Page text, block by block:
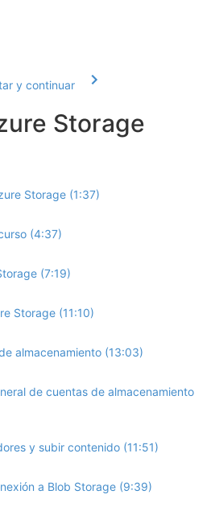
y continuar
Storage
Storage (1:37)
(4:37)
(7:19)
Storage (11:10)
almacenamiento (13:03)
de cuentas de almacenamiento
y subir contenido (11:51)
a Blob Storage (9:39)